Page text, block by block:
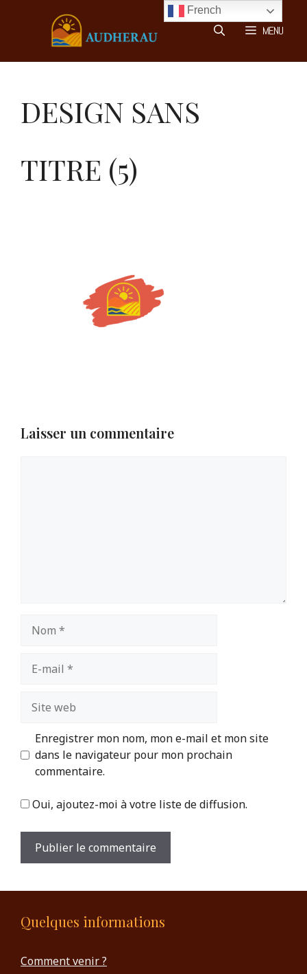
MENU
DESIGN SANS
TITRE (5)
Laisser un commentaire
mail
web
Enregistrer mon nom, mon e-mail et mon site
dans le navigateur pour mon prochain
commentaire.
Oui, ajoutez-moi à votre liste de diffusion.
Quelques informations
Comment venir ?
French